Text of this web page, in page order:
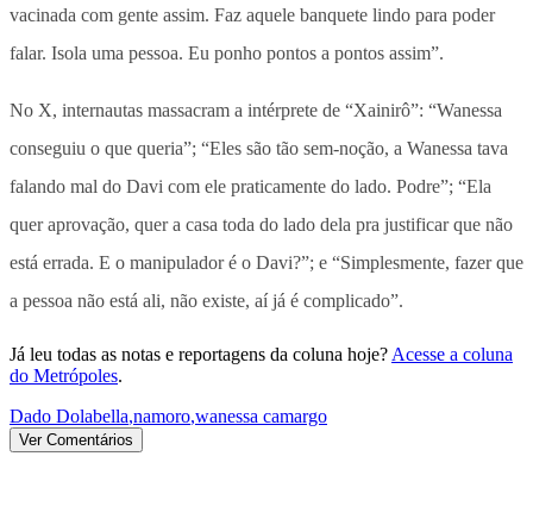
vacinada com gente assim. Faz aquele banquete lindo para poder
falar. Isola uma pessoa. Eu ponho pontos a pontos assim”.
No X, internautas massacram a intérprete de “Xainirô”: “Wanessa
conseguiu o que queria”; “Eles são tão sem-noção, a Wanessa tava
falando mal do Davi com ele praticamente do lado. Podre”; “Ela
quer aprovação, quer a casa toda do lado dela pra justificar que não
está errada. E o manipulador é o Davi?”; e “Simplesmente, fazer que
a pessoa não está ali, não existe, aí já é complicado”.
Já leu todas as notas e reportagens da coluna hoje? Acesse a coluna
do Metrópoles.
Dado Dolabella,namoro,wanessa camargo
Ver Comentários